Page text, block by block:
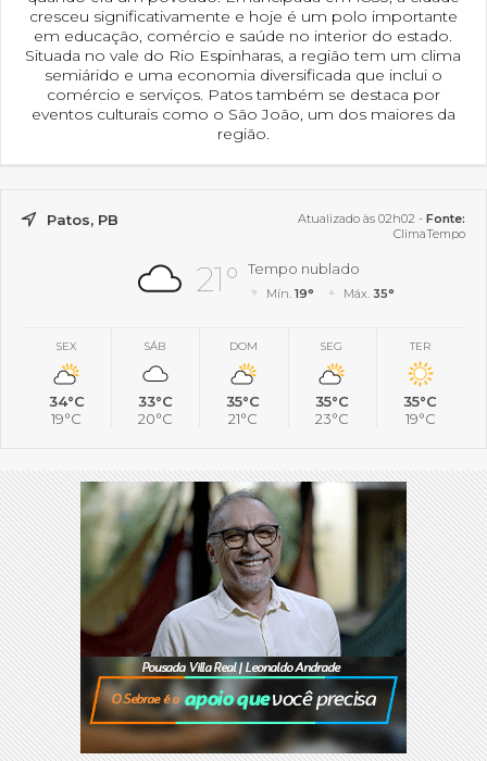
cresceu significativamente e hoje é um polo importante
em educação, comércio e saúde no interior do estado.
Situada no vale do Rio Espinharas, a região tem um clima
semiárido e uma economia diversificada que inclui o
comércio e serviços. Patos também se destaca por
eventos culturais como o São João, um dos maiores da
região.
Patos, PB Atualizado às 02h02 - Fonte:
ClimaTempo
21° Tempo nublado
Mín.19° Máx. 35°
SEX
34°C
19°C
SÁB
33°C
20°C
DOM
35°C
21°C
SEG
35°C
23°C
TER
35°C
19°C